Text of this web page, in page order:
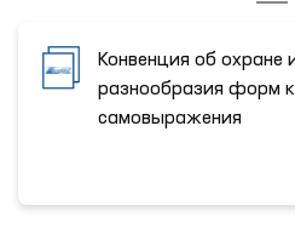
Конвенция об охране
разнообразия форм
самовыражения